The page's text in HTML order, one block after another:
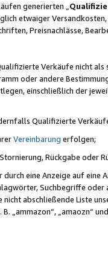
generierten „
etwaiger
Preisnachlässe,
Verkäufe nicht
oder andere
einschließlich der
Qualifizierte
Vereinbarung erfolgen;
Rückgabe oder
eine Anzeige auf
Suchbegriffe
abschließende Liste
„ammazon“, „amaozn“